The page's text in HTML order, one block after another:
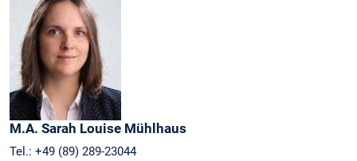
M.A. Sarah Louise Mühlhaus
Tel.: +49 (89) 289-23044